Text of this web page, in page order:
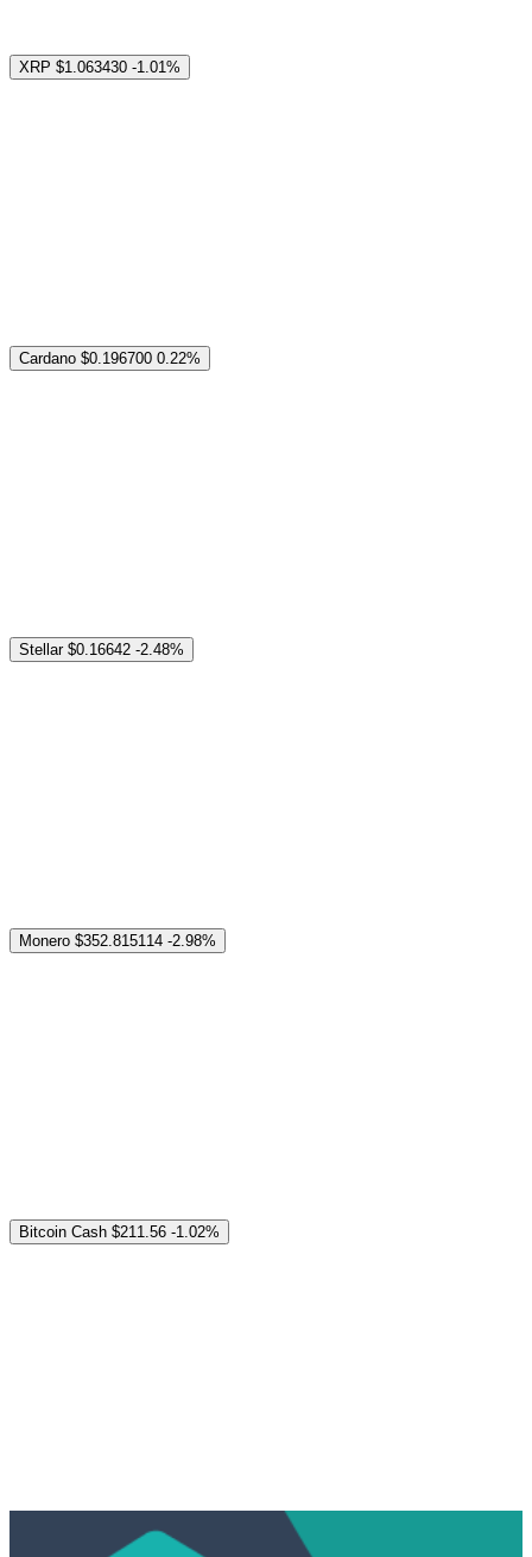
XRP $1.063430 -1.01%
Cardano $0.196700 0.22%
Stellar $0.16642 -2.48%
Monero $352.815114 -2.98%
Bitcoin Cash $211.56 -1.02%